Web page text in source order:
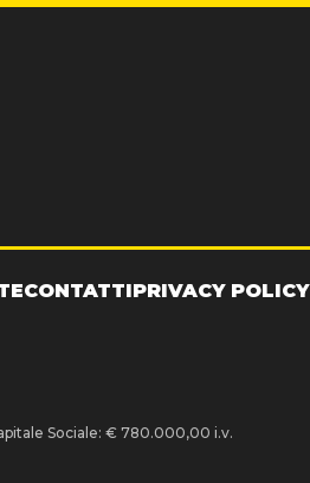
CONTATTIPRIVACY POLICY
Sociale: € 780.000,00 i.v.